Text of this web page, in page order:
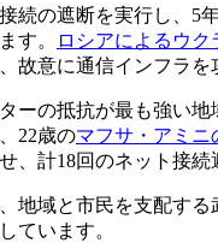
続の遮断を実行し、5
す。 ロシアによるウク
故意に通信インフラを
ーの抵抗が最も強い
22歳のマフサ・アミニ
、計18回のネット接続
地域と市民を支配す
ています。